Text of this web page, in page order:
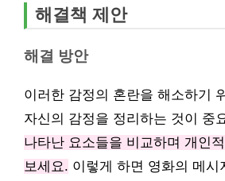
해결책 제안
해결 방안
이러한 감정의 혼란을 해소하기
자신의 감정을 정리하는 것이 중
나타난 요소들을 비교하며 개인
보세요. 이렇게 하면 영화의 메시